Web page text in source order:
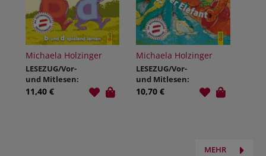
Michaela Holzinger
LESEZUG/Vor-
und Mitlesen:
Bobbi Bär und
11,40 €
Michaela Holzinger
LESEZUG/Vor-
und Mitlesen:
Sch, sagt der
10,70 €
MEHR